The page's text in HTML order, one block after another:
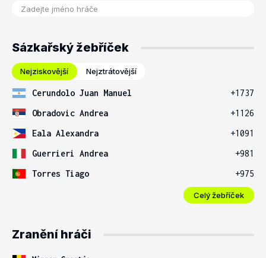
Sázkařský žebříček
Nejziskovější Nejztrátovější
Cerundolo Juan Manuel
+1737
Obradovic Andrea
+1126
Eala Alexandra
+1091
Guerrieri Andrea
+981
Torres Tiago
+975
Celý žebříček
Zranění hráči